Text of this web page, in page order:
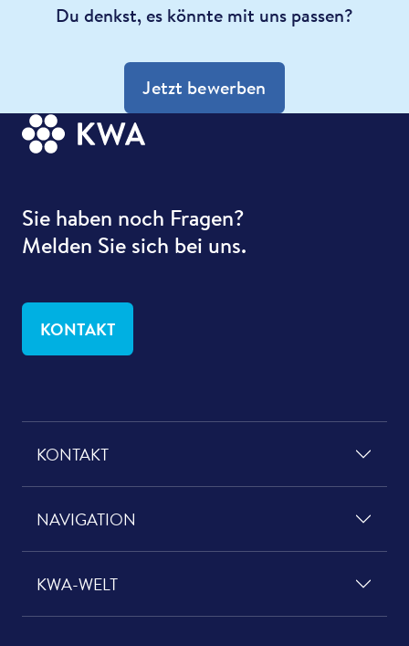
Du denkst, es könnte mit uns passen?
Jetzt bewerben
Sie haben noch Fragen?
Melden Sie sich bei uns.
KONTAKT
KONTAKT
NAVIGATION
KWA-WELT